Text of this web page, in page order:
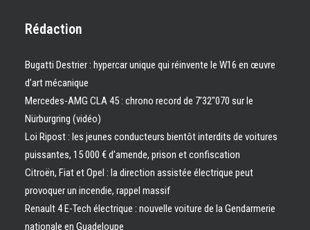
Rédaction
Bugatti Destrier : hypercar unique qui réinvente le W16 en œuvre
d’art mécanique
Mercedes-AMG CLA 45 : chrono record de 7’32″070 sur le
Nürburgring (vidéo)
Loi Ripost : les jeunes conducteurs bientôt interdits de voitures
puissantes, 15 000 € d’amende, prison et confiscation
Citroën, Fiat et Opel : la direction assistée électrique peut
provoquer un incendie, rappel massif
Renault 4 E-Tech électrique : nouvelle voiture de la Gendarmerie
nationale en Guadeloupe